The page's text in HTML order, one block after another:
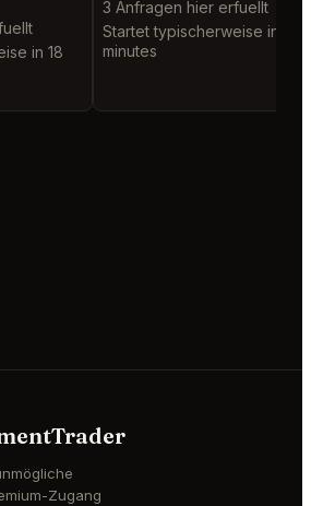
in 18
3 Anfragen hier erfuellt
Startet typischerweise in 11
minutes
Zugang